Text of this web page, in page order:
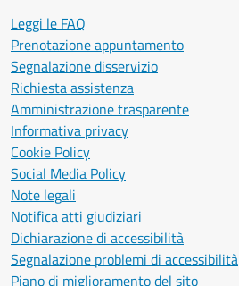
Leggi le FAQ
Prenotazione appuntamento
Segnalazione disservizio
Richiesta assistenza
Amministrazione trasparente
Informativa privacy
Cookie Policy
Social Media Policy
Note legali
Notifica atti giudiziari
Dichiarazione di accessibilità
Segnalazione problemi di accessibilità
Piano di miglioramento del sito